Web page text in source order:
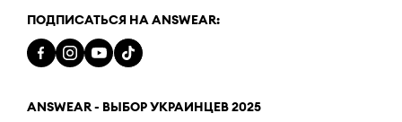
ПОДПИСАТЬСЯ НА ANSWEAR:
ANSWEAR - ВЫБОР УКРАИНЦЕВ 2025